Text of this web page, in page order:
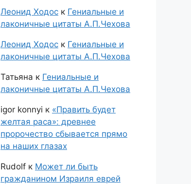
Леонид Ходос к Гениальные и
лаконичные цитаты А.П.Чехова
Леонид Ходос к Гениальные и
лаконичные цитаты А.П.Чехова
Татьяна к Гениальные и
лаконичные цитаты А.П.Чехова
igor konnyi к «Править будет
желтая раса»: древнее
пророчество сбывается прямо
на наших глазах
Rudolf к Может ли быть
гражданином Израиля еврей